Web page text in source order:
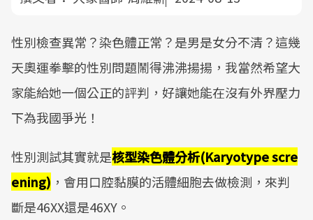
性別檢查異常？染色體正常？是男是女分不清？這幾
天奧運拳擊的性別問題鬧得沸沸揚揚，我當然希望大
家能給她一個公正的評判，好讓她能在沒有外界壓力
下為我國爭光！
性別測試其實就是核型染色體分析(Karyotype scre
ening) ，會用口腔黏膜的活體細胞去做檢測，來判
斷是46XX還是46XY。